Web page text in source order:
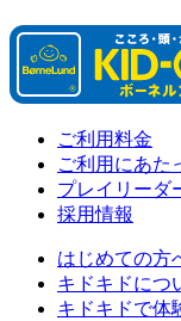
ご利用料金
ご利用にあた
プレイリーダ
採用情報
はじめての方
キドキドにつ
キドキドで体